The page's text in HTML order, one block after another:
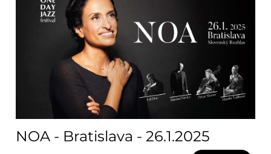
NOA - Bratislava - 26.1.2025